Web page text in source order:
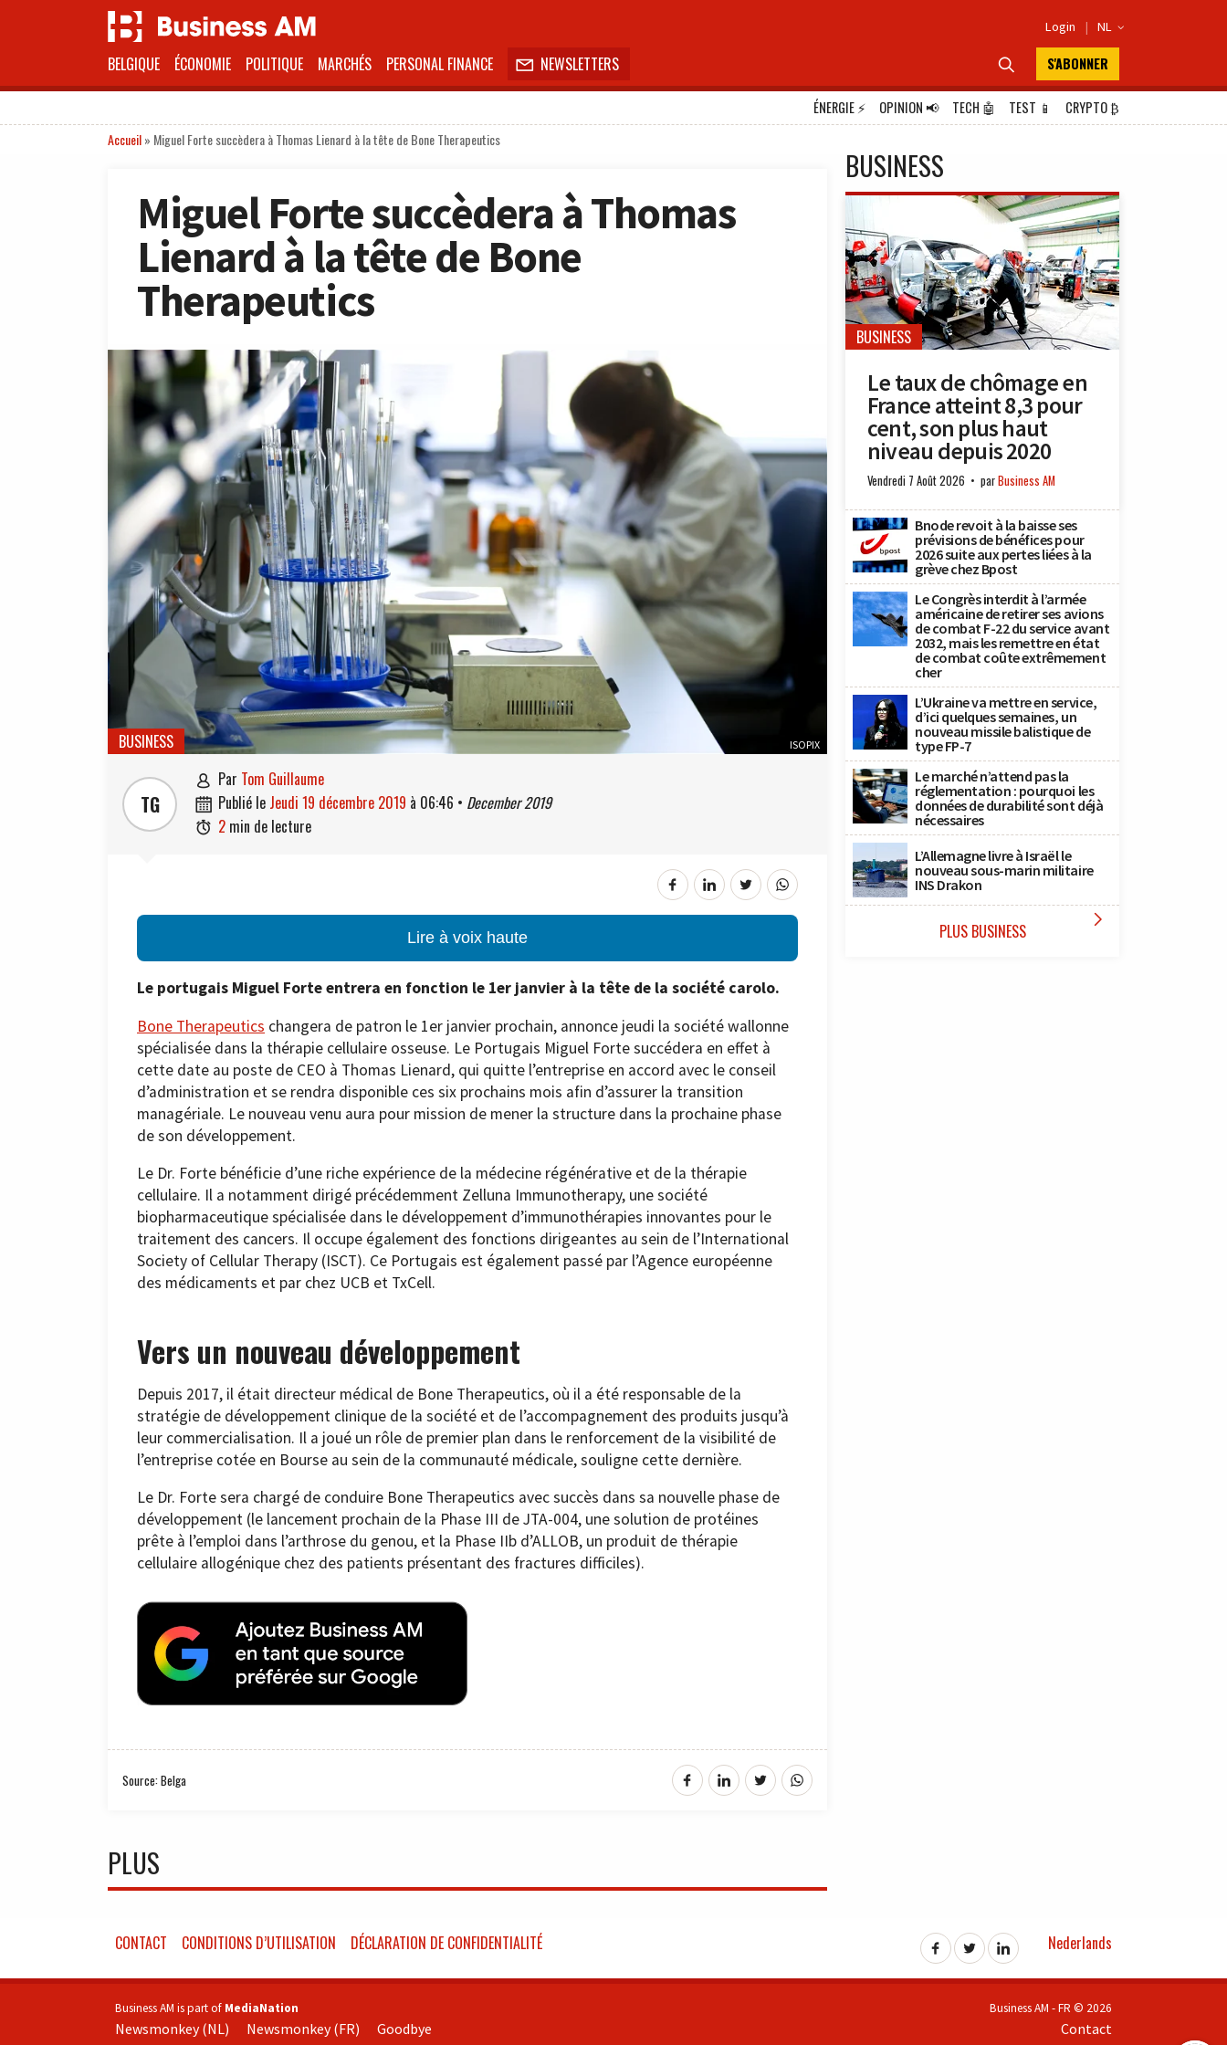
Login | NL 
BELGIQUE ÉCONOMIE POLITIQUE MARCHÉS PERSONAL FINANCE  NEWSLETTERS  S'ABONNER
ÉNERGIE⚡ OPINION📢 TECH 🤖 TEST 📱 CRYPTO₿
Accueil» Miguel Forte succèdera à Thomas Lienard à la tête de Bone Therapeutics
Miguel Forte succèdera à Thomas
Lienard à la tête de Bone
Therapeutics
ISOPIX
BUSINESS
TG
 par Tom Guillaume
 publié le jeudi 19 décembre 2019 à 06:46 • December 2019
 2 min de lecture
Lire à voix haute
Le portugais Miguel Forte entrera en fonction le 1er janvier à la tête de la société carolo.
Bone Therapeutics changera de patron le 1er janvier prochain, annonce jeudi la société wallonne
spécialisée dans la thérapie cellulaire osseuse. Le Portugais Miguel Forte succédera en effet à
cette date au poste de CEO à Thomas Lienard, qui quitte l’entreprise en accord avec le conseil
d’administration et se rendra disponible ces six prochains mois afin d’assurer la transition
managériale. Le nouveau venu aura pour mission de mener la structure dans la prochaine phase
de son développement.
Le Dr. Forte bénéficie d’une riche expérience de la médecine régénérative et de la thérapie
cellulaire. Il a notamment dirigé précédemment Zelluna Immunotherapy, une société
biopharmaceutique spécialisée dans le développement d’immunothérapies innovantes pour le
traitement des cancers. Il occupe également des fonctions dirigeantes au sein de l’International
Society of Cellular Therapy (ISCT). Ce Portugais est également passé par l’Agence européenne
des médicaments et par chez UCB et TxCell.
Vers un nouveau développement
Depuis 2017, il était directeur médical de Bone Therapeutics, où il a été responsable de la
stratégie de développement clinique de la société et de l’accompagnement des produits jusqu’à
leur commercialisation. Il a joué un rôle de premier plan dans le renforcement de la visibilité de
l’entreprise cotée en Bourse au sein de la communauté médicale, souligne cette dernière.
Le Dr. Forte sera chargé de conduire Bone Therapeutics avec succès dans sa nouvelle phase de
développement (le lancement prochain de la Phase III de JTA-004, une solution de protéines
prête à l’emploi dans l’arthrose du genou, et la Phase IIb d’ALLOB, un produit de thérapie
cellulaire allogénique chez des patients présentant des fractures difficiles).
Source: Belga
PLUS
BUSINESS
BUSINESS
Le taux de chômage en
France atteint 8,3 pour
cent, son plus haut
niveau depuis 2020
Vendredi 7 Août 2026 parBusiness AM
Bnode revoit à la baisse ses
prévisions de bénéfices pour
2026 suite aux pertes liées à la
grève chez Bpost
Le Congrès interdit à l’armée
américaine de retirer ses avions
de combat F-22 du service avant
2032, mais les remettre en état
de combat coûte extrêmement
cher
L’Ukraine va mettre en service,
d’ici quelques semaines, un
nouveau missile balistique de
type FP-7
Le marché n’attend pas la
réglementation : pourquoi les
données de durabilité sont déjà
nécessaires
L’Allemagne livre à Israël le
nouveau sous-marin militaire
INS Drakon
PLUS BUSINESS 
CONTACT CONDITIONS D’UTILISATION DÉCLARATION DE CONFIDENTIALITÉ Nederlands
Business AM is part of MediaNation
Newsmonkey (NL) Newsmonkey (FR) Goodbye
Business AM - FR © 2026
Contact